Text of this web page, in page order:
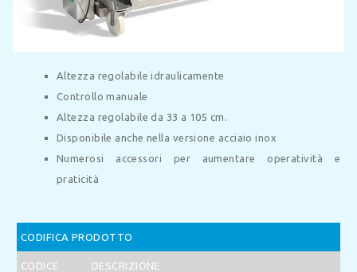
Altezza regolabile idraulicamente
Controllo manuale
Altezza regolabile da 33 a 105 cm.
Disponibile anche nella versione acciaio inox
Numerosi accessori per aumentare operatività e
praticità
CODIFICA PRODOTTO
CODICE DESCRIZIONE